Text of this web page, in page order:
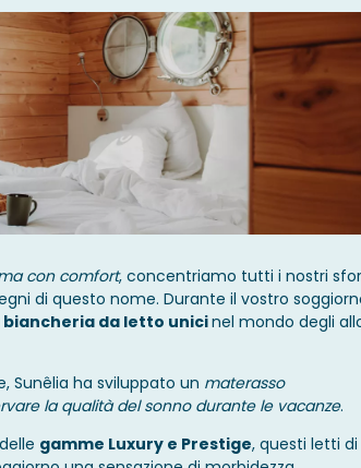
con comfort, concentriamo tutti i nostri
di questo nome. Durante il vostro
biancheria da letto unicinel mondo degli
Sunêlia ha sviluppato un materasso
la qualità del sonno durante le vacanze.
gamme Luxury e Prestige, questi letti di